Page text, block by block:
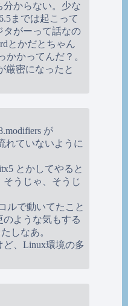
分からない。少な
までは起こって
タがーって話なの
とかだとちゃん
かかってんだ？。
厳密になったと
が
れていないように
とかしてやると
うじゃ、そうじ
ルで動いてたこと
ような気もする
しなあ。
、Linux環境の多